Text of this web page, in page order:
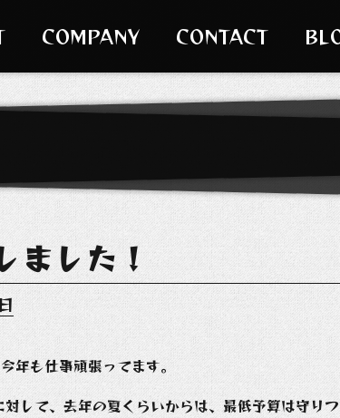
COMPANY CONTACT
ました！
年も仕事頑張ってます。
して、去年の夏くらいからは、最低予算は守り